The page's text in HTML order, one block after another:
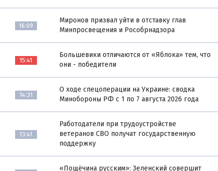
16:09
Миронов призвал уйти в отставку глав
Минпросвещения и Рособрнадзора
15:41
Большевики отличаются от «Яблока» тем, что
они - победители
14:31
О ходе спецоперации на Украине: сводка
Минобороны РФ с 1 по 7 августа 2026 года
13:41
Работодатели при трудоустройстве
ветеранов СВО получат государственную
поддержку
«Пощёчина русским»: Зеленский совершит